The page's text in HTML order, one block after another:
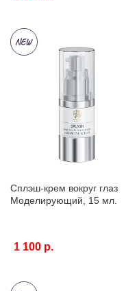
Сплэш-крем вокруг глаз
Моделирующий, 15 мл.
1 100 р.